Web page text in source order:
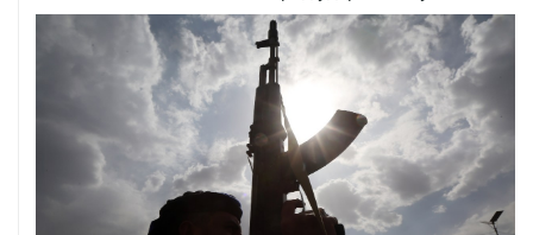
Что случилось этой ночью: суббота, 8 августа
ХРОНИКИ СОБЫТИЙ